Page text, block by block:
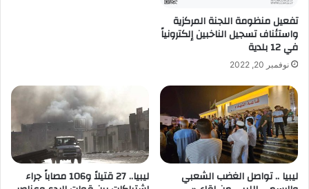
تفعيل منظومة اللجنة المركزية
واستئناف تسجيل الناخبين إلكترونياً
في 12 بلدية
نوفمبر 20, 2022
ليبيا .. تواصل الغضب الشعبي ليبيا.. 27 قتيلاً و106 مصاباً جراء